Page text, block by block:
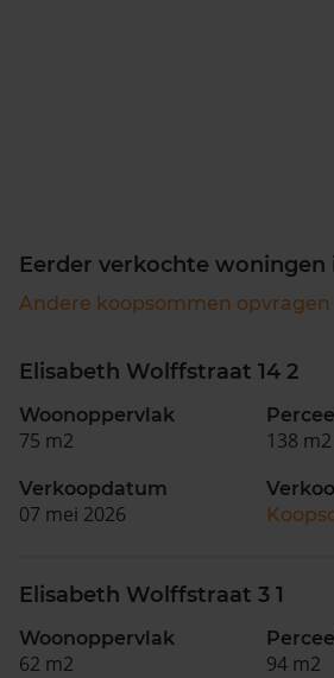
Eerder verkochte woningen
Andere koopsommen opvragen
Elisabeth Wolffstraat 14 2
Woonoppervlak
75 m2 138 m2
Verkoopdatum
07 mei 2026
Elisabeth Wolffstraat 3 1
Woonoppervlak
62 m2 94 m2